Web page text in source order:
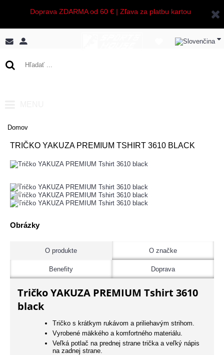
Doprava ZDARMA od 60 € | Zľava za platbu kartou
Domov
TRIČKO YAKUZA PREMIUM TSHIRT 3610 BLACK
Obrázky
O produkte O značke
Benefity Doprava
Tričko YAKUZA PREMIUM Tshirt 3610
black
Tričko s krátkym rukávom a priliehavým strihom.
Vyrobené mäkkého a komfortného materiálu.
Veľká potlač na prednej strane trička a veľký nápis
na zadnej strane.